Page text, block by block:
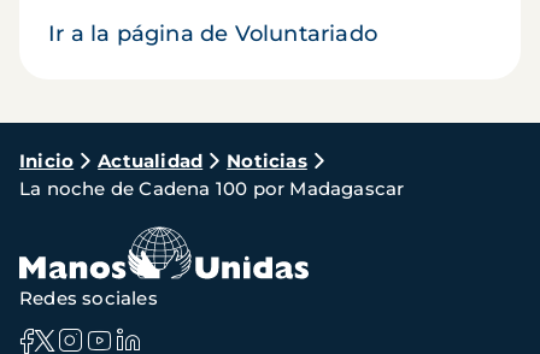
Ir a la página de Voluntariado
Ruta
de
navegación
Inicio Actualidad
Noticias
La noche de Cadena 100 por Madagascar
Redes sociales